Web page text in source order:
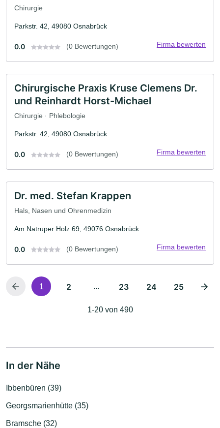
Chirurgie
Parkstr. 42, 49080 Osnabrück
0.0 (0 Bewertungen) Firma bewerten
Chirurgische Praxis Kruse Clemens Dr.
und Reinhardt Horst-Michael
Chirurgie · Phlebologie
Parkstr. 42, 49080 Osnabrück
0.0 (0 Bewertungen) Firma bewerten
Dr. med. Stefan Krappen
Hals, Nasen und Ohrenmedizin
Am Natruper Holz 69, 49076 Osnabrück
0.0 (0 Bewertungen) Firma bewerten
1 2 ... 23 24 25
1-20 von 490
In der Nähe
Ibbenbüren (39)
Georgsmarienhütte (35)
Bramsche (32)